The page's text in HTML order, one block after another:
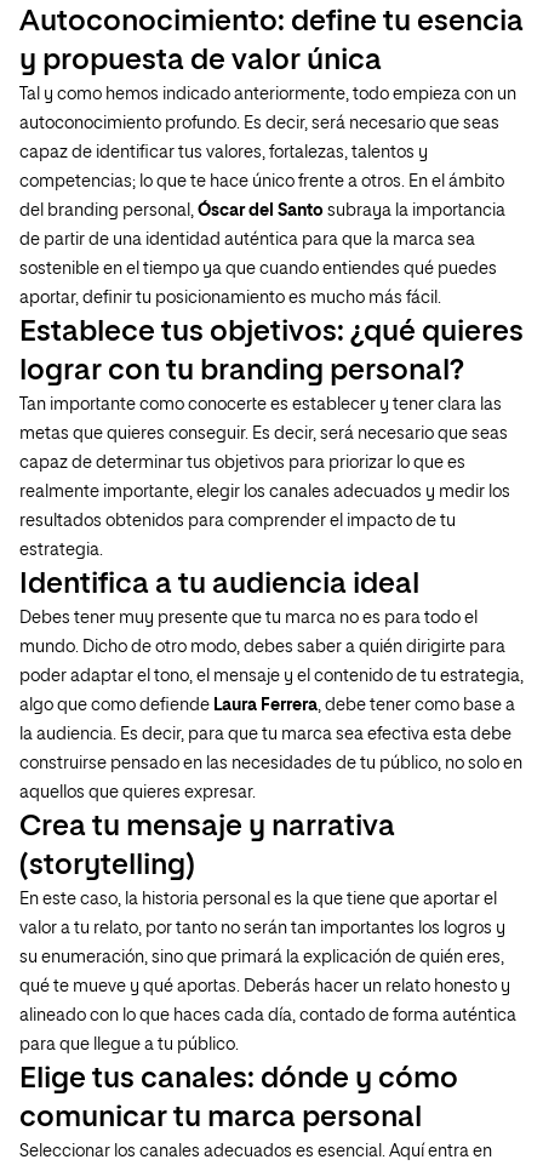
Autoconocimiento: define tu esencia
y propuesta de valor única
Tal y como hemos indicado anteriormente, todo empieza con un
autoconocimiento profundo. Es decir, será necesario que seas
capaz de identificar tus valores, fortalezas, talentos y
competencias; lo que te hace único frente a otros. En el ámbito
del branding personal, Óscar del Santo subraya la importancia
de partir de una identidad auténtica para que la marca sea
sostenible en el tiempo ya que cuando entiendes qué puedes
aportar, definir tu posicionamiento es mucho más fácil.
Establece tus objetivos: ¿qué quieres
lograr con tu branding personal?
Tan importante como conocerte es establecer y tener clara las
metas que quieres conseguir. Es decir, será necesario que seas
capaz de determinar tus objetivos para priorizar lo que es
realmente importante, elegir los canales adecuados y medir los
resultados obtenidos para comprender el impacto de tu
estrategia.
Identifica a tu audiencia ideal
Debes tener muy presente que tu marca no es para todo el
mundo. Dicho de otro modo, debes saber a quién dirigirte para
poder adaptar el tono, el mensaje y el contenido de tu estrategia,
algo que como defiende Laura Ferrera, debe tener como base a
la audiencia. Es decir, para que tu marca sea efectiva esta debe
construirse pensado en las necesidades de tu público, no solo en
aquellos que quieres expresar.
Crea tu mensaje y narrativa
(storytelling)
En este caso, la historia personal es la que tiene que aportar el
valor a tu relato, por tanto no serán tan importantes los logros y
su enumeración, sino que primará la explicación de quién eres,
qué te mueve y qué aportas. Deberás hacer un relato honesto y
alineado con lo que haces cada día, contado de forma auténtica
para que llegue a tu público.
Elige tus canales: dónde y cómo
comunicar tu marca personal
Seleccionar los canales adecuados es esencial. Aquí entra en